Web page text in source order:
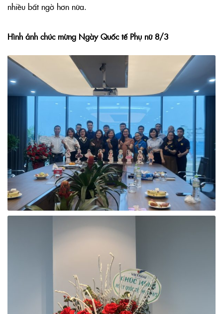
nhiều bất ngờ hơn nữa.
Hình ảnh chúc mừng Ngày Quốc tế Phụ nữ 8/3